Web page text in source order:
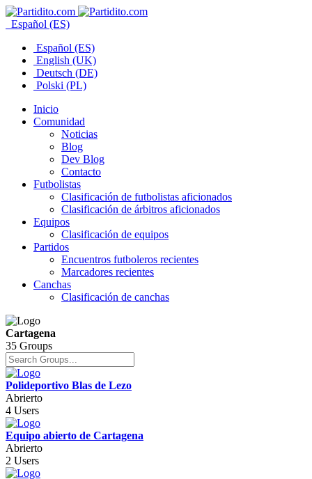
Español (ES)
Español (ES)
English (UK)
Deutsch (DE)
Polski (PL)
Inicio
Comunidad
Noticias
Blog
Dev Blog
Contacto
Futbolistas
Clasificación de futbolistas aficionados
Clasificación de árbitros aficionados
Equipos
Clasificación de equipos
Partidos
Encuentros futboleros recientes
Marcadores recientes
Canchas
Clasificación de canchas
Cartagena
35 Groups
Polideportivo Blas de Lezo
Abrierto
4 Users
Equipo abierto de Cartagena
Abrierto
2 Users